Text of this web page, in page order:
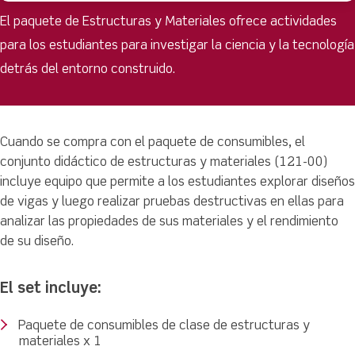
El paquete de Estructuras y Materiales ofrece actividades
para los estudiantes para investigar la ciencia y la tecnología
detrás del entorno construido.
Cuando se compra con el paquete de consumibles, el
conjunto didáctico de estructuras y materiales (121-00)
incluye equipo que permite a los estudiantes explorar diseños
de vigas y luego realizar pruebas destructivas en ellas para
analizar las propiedades de sus materiales y el rendimiento
de su diseño.
El set incluye:
Paquete de consumibles de clase de estructuras y
materiales x 1